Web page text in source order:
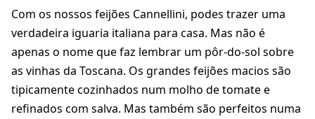
Com os nossos feijões Cannellini, podes trazer uma
verdadeira iguaria italiana para casa. Mas não é
apenas o nome que faz lembrar um pôr-do-sol sobre
as vinhas da Toscana. Os grandes feijões macios são
tipicamente cozinhados num molho de tomate e
refinados com salva. Mas também são perfeitos numa